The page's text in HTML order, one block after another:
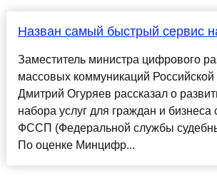
Назван самый быстрый сервис
Заместитель министра цифрового
массовых коммуникаций
Дмитрий Огуряев рассказал о
набора услуг для граждан и бизнеса
ФССП (Федеральной службы
По оценке Минцифр...